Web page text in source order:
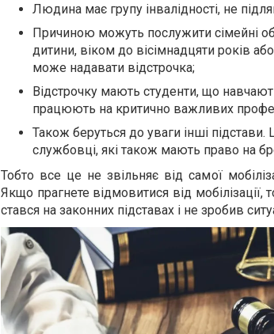
Людина має групу інвалідності, не
Причиною можуть послужити сімейні
дитини, віком до вісімнадцяти років
може надавати відстрочка;
Відстрочку мають студенти, що
працюють на критично важливих
Також беруться до уваги інші
службовці, які також мають право на
Тобто все це не звільняє від самої
Якщо прагнете відмовитися від
стався на законних підставах і не зробив